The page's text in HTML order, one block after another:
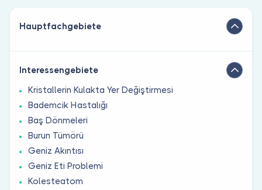
Hauptfachgebiete
Interessengebiete
Kristallerin Kulakta Yer Değiştirmesi
Bademcik Hastalığı
Baş Dönmeleri
Burun Tümörü
Geniz Akıntısı
Geniz Eti Problemi
Kolesteatom